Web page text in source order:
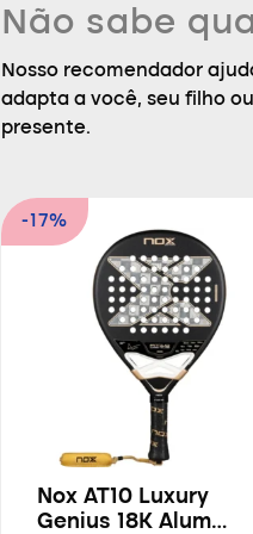
Não sabe
Nosso recomendador
adapta a você, seu filho
presente.
-17%
Nox AT10 Luxury
Genius 18K Alum